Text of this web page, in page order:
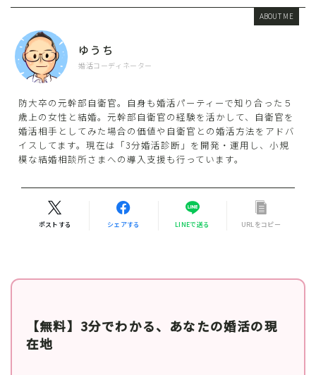
ABOUT ME
ゆうち
婚活コーディネーター
防大卒の元幹部自衛官。自身も婚活パーティーで知り合った５
歳上の女性と結婚。元幹部自衛官の経験を活かして、自衛官を
婚活相手としてみた場合の価値や自衛官との婚活方法をアドバ
イスしてます。現在は「3分婚活診断」を開発・運用し、小規
模な結婚相談所さまへの導入支援も行っています。
ポストする シェアする LINEで送る URLをコピー
【無料】3分でわかる、あなたの婚活の現
在地